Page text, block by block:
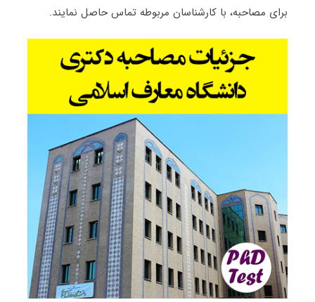
برای مصاحبه، با کارشناسان مربوطه تماس حاصل نمایند.